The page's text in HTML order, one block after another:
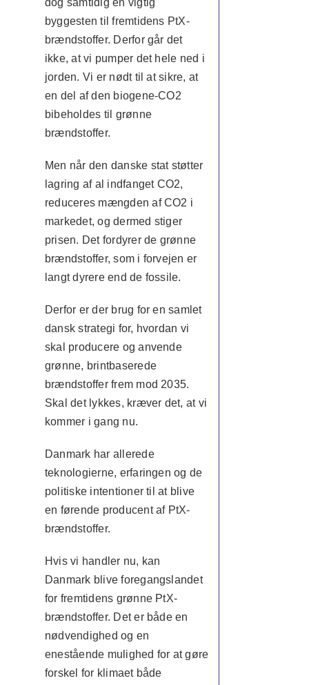
dog samtidig en vigtig
byggesten til fremtidens PtX-
brændstoffer. Derfor går det
ikke, at vi pumper det hele ned i
jorden. Vi er nødt til at sikre, at
en del af den biogene-CO2
bibeholdes til grønne
brændstoffer.
Men når den danske stat støtter
lagring af al indfanget CO2,
reduceres mængden af CO2 i
markedet, og dermed stiger
prisen. Det fordyrer de grønne
brændstoffer, som i forvejen er
langt dyrere end de fossile.
Derfor er der brug for en samlet
dansk strategi for, hvordan vi
skal producere og anvende
grønne, brintbaserede
brændstoffer frem mod 2035.
Skal det lykkes, kræver det, at vi
kommer i gang nu.
Danmark har allerede
teknologierne, erfaringen og de
politiske intentioner til at blive
en førende producent af PtX-
brændstoffer.
Hvis vi handler nu, kan
Danmark blive foregangslandet
for fremtidens grønne PtX-
brændstoffer. Det er både en
nødvendighed og en
enestående mulighed for at gøre
forskel for klimaet både